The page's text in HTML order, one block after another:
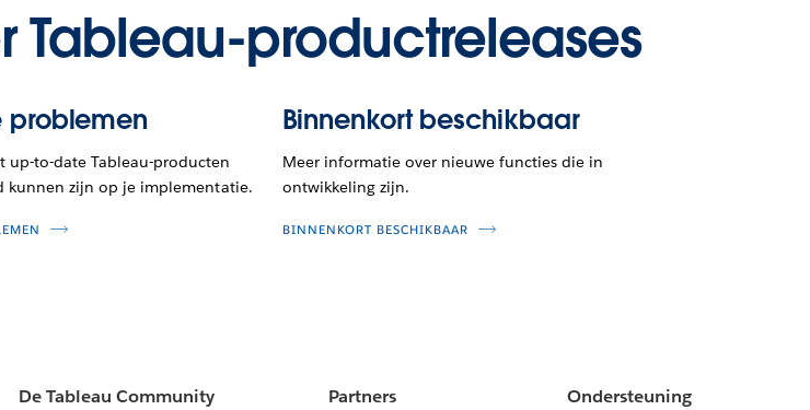
Tableau-productreleases
problemen
up-to-date Tableau-producten
kunnen zijn op je implementatie.
Binnenkort beschikbaar
Meer informatie over nieuwe functies die in
ontwikkeling zijn.
BINNENKORT BESCHIKBAAR
De Tableau Community Partners Ondersteuning